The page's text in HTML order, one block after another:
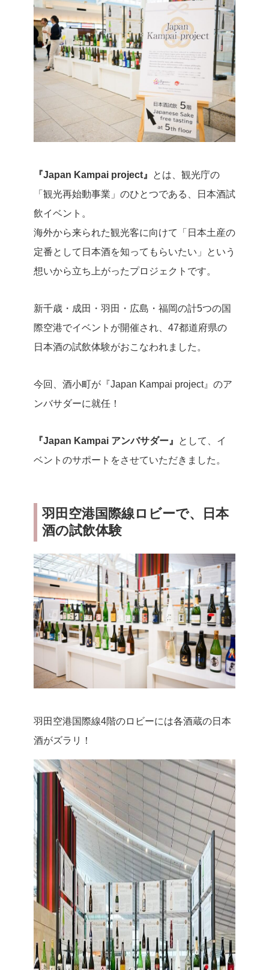
『Japan Kampai project』
とは、観光庁の
「観光再始動事業」のひとつである、日本酒試
飲イベント。
海外から来られた観光客に向けて「日本土産の
定番として日本酒を知ってもらいたい」という
想いから立ち上がったプロジェクトです。
新千歳・成田・羽田・広島・福岡の計5つの国
際空港でイベントが開催され、47都道府県の
日本酒の試飲体験がおこなわれました。
今回、酒小町が『Japan Kampai project』のア
ンバサダーに就任！
『Japan Kampai アンバサダー』
として、イ
ベントのサポートをさせていただきました。
羽田空港国際線ロビーで、日本
酒の試飲体験
羽田空港国際線4階のロビーには各酒蔵の日本
酒がズラリ！